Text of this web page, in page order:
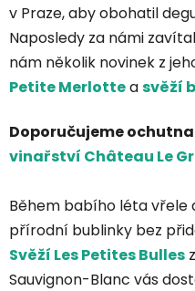
v Praze, aby obohatil
Naposledy za námi
nám několik novinek z
Petite Merlotteasvěží
Doporučujeme
vinařství Château Le
Během babího léta vřele
přírodní bublinky bez
Svěží Les Petites Bulles
Sauvignon-Blanc vás